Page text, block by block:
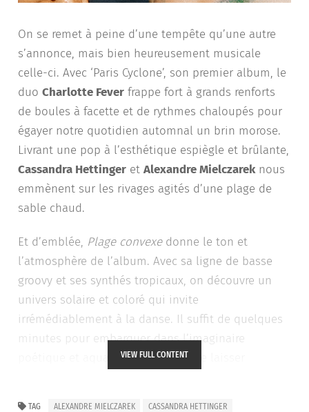
On se remet à peine d’une tempête qu’une autre
s’annonce, mais bien heureusement musicale
celle-ci. Avec ‘Paris Cyclone’, son premier album, le
duo Charlotte Fever frappe fort à grands renforts
de boules à facette et de rythmes chaloupés pour
égayer notre quotidien automnal un brin morose.
Livrant une pop à l’esthétique espiègle et brûlante,
Cassandra Hettinger et Alexandre Mielczareknous
emmènent sur les rivages agités d’une plage de
sable chaud.
Et d’emblée, Plage convexe donne le ton et
l’atmosphère de l’album. Avec sa ligne de basse
groovy et ses synthés tropicaux, on découvre un
univers solaire et coloré qui invite
irrémédiablement à la danse. Il suffit de quelques
minutes pour embarquer dans l’imaginaire
poétique et aquatique du duo et se laisser
VIEW FULL CONTENT
TAG ALEXANDRE MIELCZAREK CASSANDRA HETTINGER